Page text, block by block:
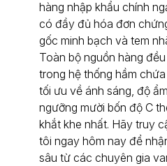
hàng nhập khẩu chính
có đầy đủ hóa đơn
gốc minh bạch và tem
Toàn bộ nguồn hàng
trong hệ thống hầm
tối ưu về ánh sáng, độ
ngưỡng mười bốn độ C
khắt khe nhất. Hãy truy
tôi ngay hôm nay để
sâu từ các chuyên gia